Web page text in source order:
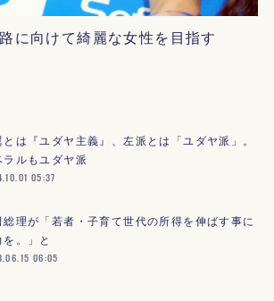
に向けて綺麗な女性を目指す
とは『ユダヤ主義』、左派とは「ユダヤ派」。
ラルもユダヤ派
05:37
総理が「若者・子育て世代の所得を伸ばす事に
。」と
06:05